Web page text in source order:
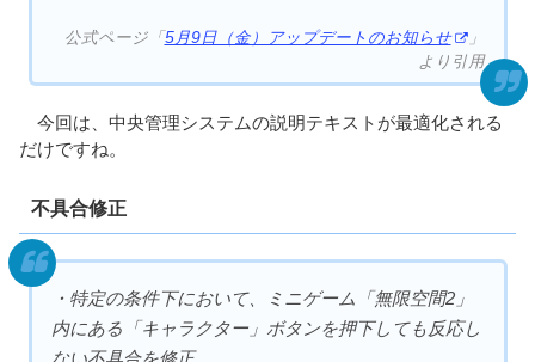
公式ページ「 5月9日（金）アップデートのお知らせ
」
より引用
今回は、中央管理システムの説明テキストが最適化される
だけですね。
不具合修正
・特定の条件下において、ミニゲーム「無限空間2」
内にある「キャラクター」ボタンを押下しても反応し
ない不具合を修正